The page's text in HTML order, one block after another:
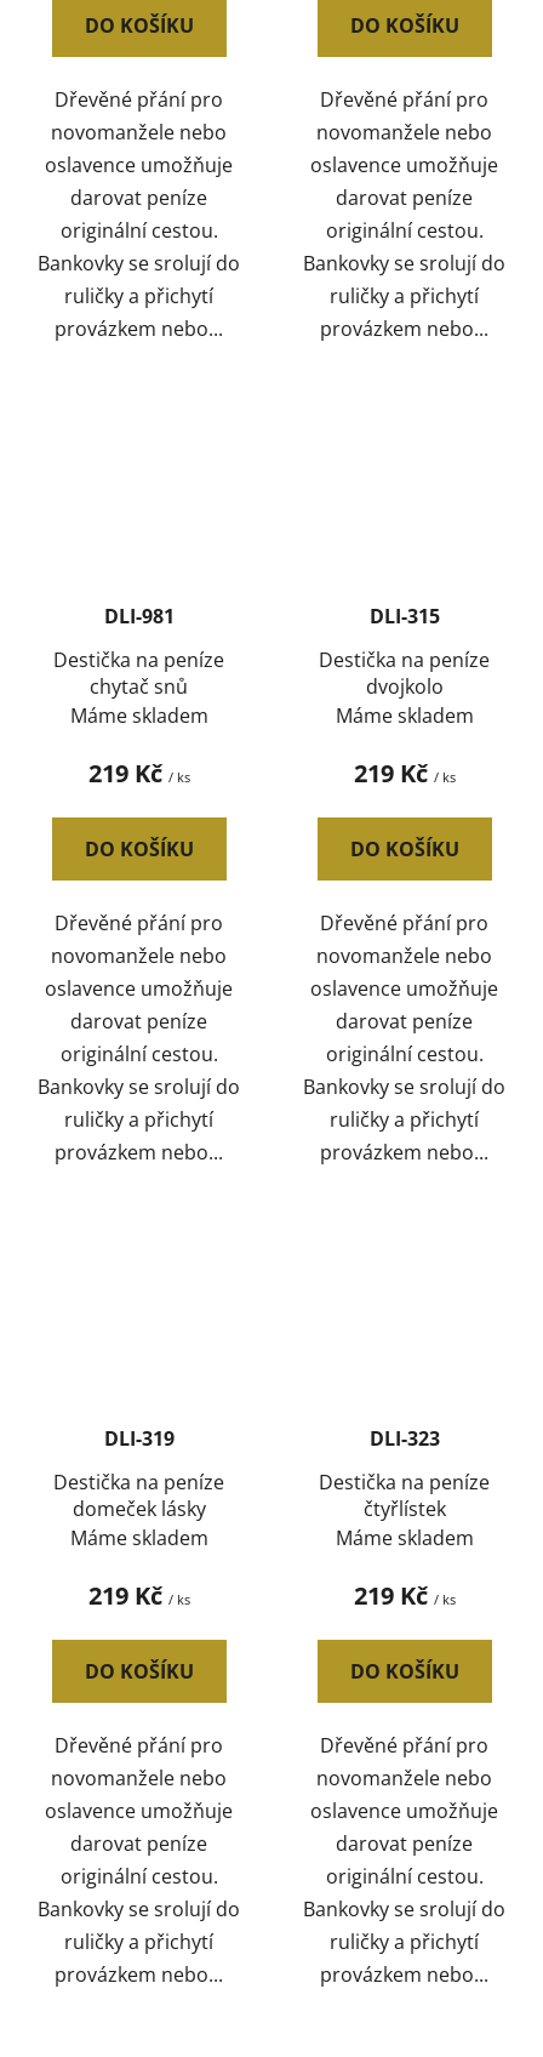
DO KOŠÍKU
Dřevěné přání pro
novomanžele nebo
oslavence umožňuje
darovat peníze
originální cestou.
Bankovky se srolují do
ruličky a přichytí
provázkem nebo...
DO KOŠÍKU
Dřevěné přání pro
novomanžele nebo
oslavence umožňuje
darovat peníze
originální cestou.
Bankovky se srolují do
ruličky a přichytí
provázkem nebo...
DLI-981
Destička na peníze
chytač snů
Máme skladem
219 Kč / ks
DO KOŠÍKU
Dřevěné přání pro
novomanžele nebo
oslavence umožňuje
darovat peníze
originální cestou.
Bankovky se srolují do
ruličky a přichytí
provázkem nebo...
DLI-315
Destička na peníze
dvojkolo
Máme skladem
219 Kč / ks
DO KOŠÍKU
Dřevěné přání pro
novomanžele nebo
oslavence umožňuje
darovat peníze
originální cestou.
Bankovky se srolují do
ruličky a přichytí
provázkem nebo...
DLI-319
Destička na peníze
domeček lásky
Máme skladem
219 Kč / ks
DO KOŠÍKU
Dřevěné přání pro
novomanžele nebo
oslavence umožňuje
darovat peníze
originální cestou.
Bankovky se srolují do
ruličky a přichytí
provázkem nebo...
DLI-323
Destička na peníze
čtyřlístek
Máme skladem
219 Kč / ks
DO KOŠÍKU
Dřevěné přání pro
novomanžele nebo
oslavence umožňuje
darovat peníze
originální cestou.
Bankovky se srolují do
ruličky a přichytí
provázkem nebo...